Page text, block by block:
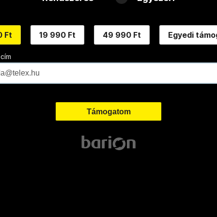
Ft 19 990 Ft 49 990 Ft Egyedi